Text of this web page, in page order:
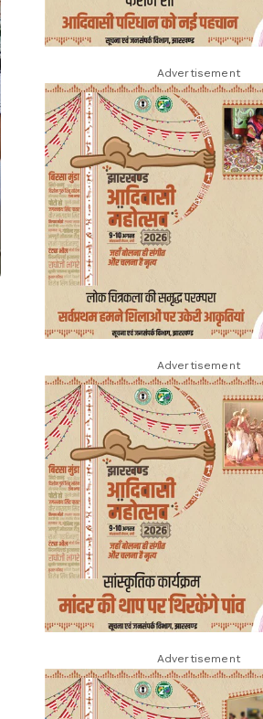
Advertisement
Advertisement
Advertisement